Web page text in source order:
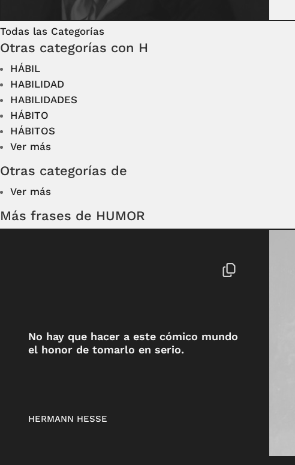
Todas las Categorías
Otras categorías con H
HÁBIL
HABILIDAD
HABILIDADES
HÁBITO
HÁBITOS
Ver más
Otras categorías de
Ver más
Más frases de HUMOR
No hay que hacer a este cómico mundo
el honor de tomarlo en serio.
HERMANN HESSE